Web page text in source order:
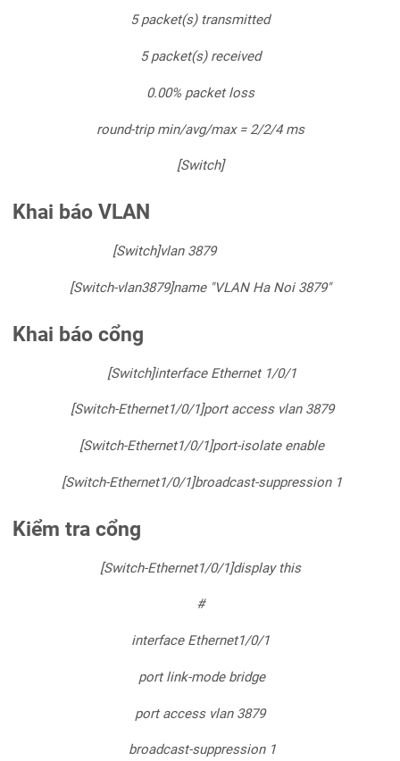
5 packet(s) transmitted
5 packet(s) received
0.00% packet loss
round-trip min/avg/max = 2/2/4 ms
[Switch]
Khai báo VLAN
[Switch]vlan 3879
[Switch-vlan3879]name "VLAN Ha Noi 3879"
Khai báo cổng
[Switch]interface Ethernet 1/0/1
[Switch-Ethernet1/0/1]port access vlan 3879
[Switch-Ethernet1/0/1]port-isolate enable
[Switch-Ethernet1/0/1]broadcast-suppression 1
Kiểm tra cổng
[Switch-Ethernet1/0/1]display this
#
interface Ethernet1/0/1
port link-mode bridge
port access vlan 3879
broadcast-suppression 1